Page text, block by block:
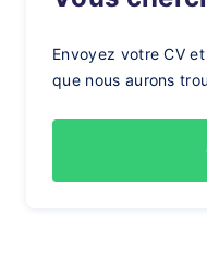
Envoyez votre CV
que nous aurons